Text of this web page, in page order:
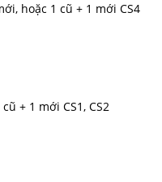
hoặc 1 cũ + 1 mới CS4
+ 1 mới CS1, CS2